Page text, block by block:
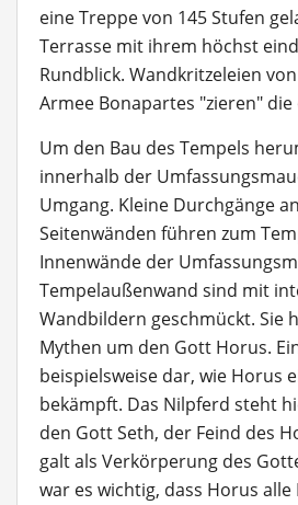
eine Treppe von 145 Stufen
Terrasse mit ihrem höchst
Rundblick. Wandkritzeleien
Armee Bonapartes "zieren"
Um den Bau des Tempels
innerhalb der
Umgang. Kleine Durchgänge
Seitenwänden führen zum
Innenwände der
Tempelaußenwand sind mit
Wandbildern geschmückt. Sie
Mythen um den Gott Horus.
beispielsweise dar, wie Horus
bekämpft. Das Nilpferd steht
den Gott Seth, der Feind des
galt als Verkörperung des
war es wichtig, dass Horus alle